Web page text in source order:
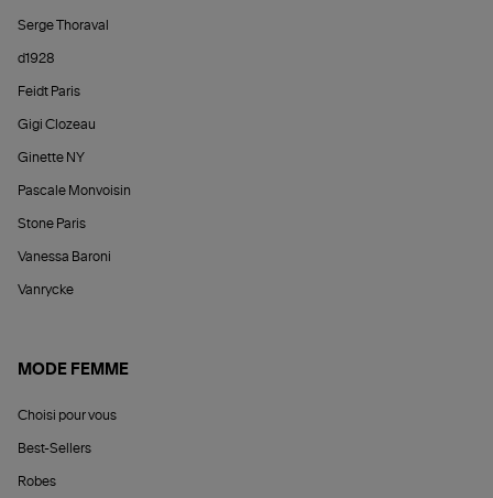
Serge Thoraval
d1928
Feidt Paris
Gigi Clozeau
Ginette NY
Pascale Monvoisin
Stone Paris
Vanessa Baroni
Vanrycke
MODE FEMME
Choisi pour vous
Best-Sellers
Robes